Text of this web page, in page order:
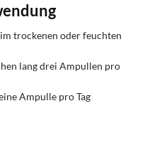
trockenen oder feuchten
lang drei Ampullen pro
Ampulle pro Tag